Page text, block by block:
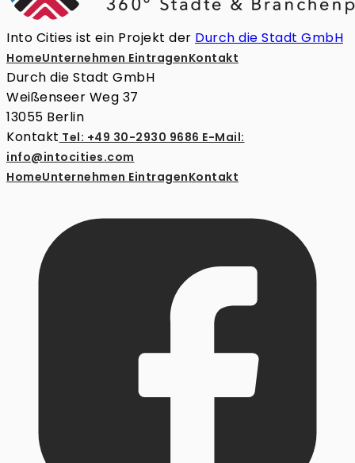
Into Cities ist ein Projekt der Durch die Stadt GmbH
HomeUnternehmen EintragenKontakt
Durch die Stadt GmbH
Weißenseer Weg 37
13055 Berlin
Kontakt Tel: +49 30-2930 9686 E-Mail:
info@intocities.com
HomeUnternehmen EintragenKontakt